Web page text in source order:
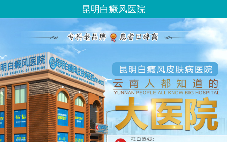
昆明白癜风医院